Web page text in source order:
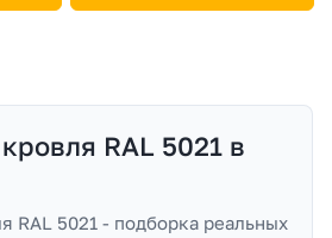
RAL 5021 в
RAL 5021 - подборка реальных